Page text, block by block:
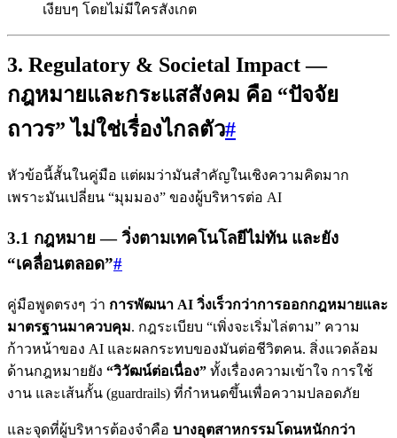
เงียบๆ โดยไม่มีใครสังเกต
3. Regulatory & Societal Impact —
กฎหมายและกระแสสังคม คือ “ปัจจัย
ถาวร” ไม่ใช่เรื่องไกลตัว#
หัวข้อนี้สั้นในคู่มือ แต่ผมว่ามันสำคัญในเชิงความคิดมาก
เพราะมันเปลี่ยน “มุมมอง” ของผู้บริหารต่อ AI
3.1 กฎหมาย — วิ่งตามเทคโนโลยีไม่ทัน และยัง
“เคลื่อนตลอด”#
คู่มือพูดตรงๆ ว่า การพัฒนา AI วิ่งเร็วกว่าการออกกฎหมายและ
มาตรฐานมาควบคุม. กฎระเบียบ “เพิ่งจะเริ่มไล่ตาม” ความ
ก้าวหน้าของ AI และผลกระทบของมันต่อชีวิตคน. สิ่งแวดล้อม
ด้านกฎหมายยัง “วิวัฒน์ต่อเนื่อง” ทั้งเรื่องความเข้าใจ การใช้
งาน และเส้นกั้น (guardrails) ที่กำหนดขึ้นเพื่อความปลอดภัย
และจุดที่ผู้บริหารต้องจำคือ บางอุตสาหกรรมโดนหนักกว่า